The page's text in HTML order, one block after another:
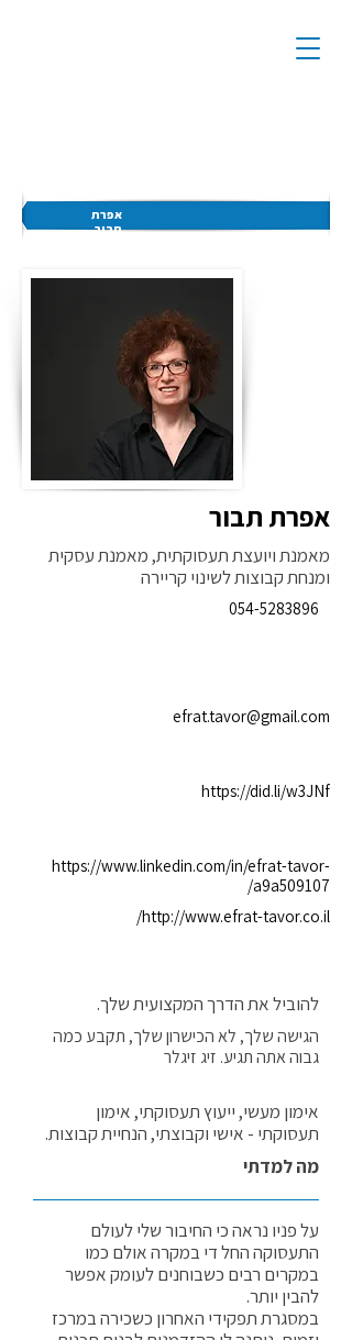
אפרת
תבור
אפרת תבור
מאמנת ויועצת תעסוקתית, מאמנת עסקית
ומנחת קבוצות לשינוי קריירה
054-5283896
efrat.tavor@gmail.com
https://did.li/w3JNf
https://www.linkedin.com/in/efrat-tavor-
a9a509107/
http://www.efrat-tavor.co.il/
להוביל את הדרך המקצועית שלך.
הגישה שלך, לא הכישרון שלך, תקבע כמה
גבוה אתה תגיע. זיג זיגלר
אימון מעשי, ייעוץ תעסוקתי, אימון
תעסוקתי - אישי וקבוצתי, הנחיית קבוצות.
מה למדתי
על פניו נראה כי החיבור שלי לעולם
התעסוקה החל די במקרה אולם כמו
במקרים רבים כשבוחנים לעומק אפשר
להבין יותר.
במסגרת תפקידי האחרון כשכירה במרכז